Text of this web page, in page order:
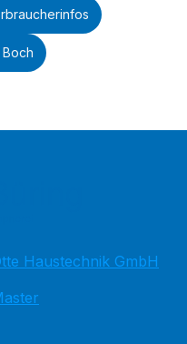
Haustechnik GmbH